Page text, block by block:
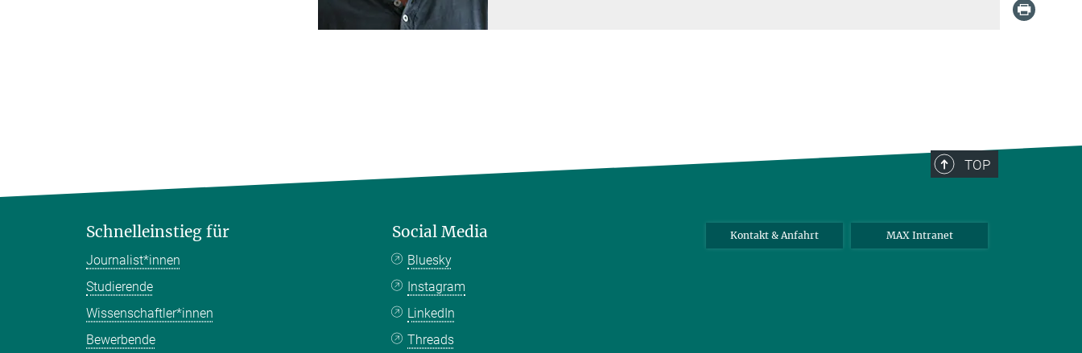
TOP
Schnelleinstieg für
Journalist*innen
Studierende
Wissenschaftler*innen
Bewerbende
Social Media
Bluesky
Instagram
LinkedIn
Threads
Kontakt & Anfahrt MAX Intranet